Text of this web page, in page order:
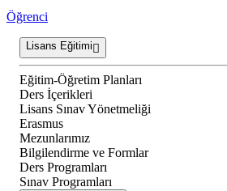
Öğrenci
Lisans Eğitimi
Eğitim-Öğretim Planları
Ders İçerikleri
Lisans Sınav Yönetmeliği
Erasmus
Mezunlarımız
Bilgilendirme ve Formlar
Ders Programları
Sınav Programları